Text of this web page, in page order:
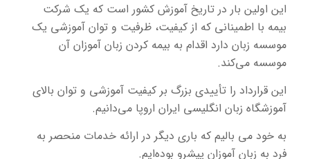
این اولین بار در تاریخ آموزش کشور است که یک شرکت
بیمه با اطمینانی که از کیفیت، ظرفیت و توان آموزشی یک
موسسه زبان دارد اقدام به بیمه کردن زبان آموزان آن
موسسه می‌کند.
این قرارداد را تأییدی بزرگ بر کیفیت آموزشی و توان بالای
آموزشگاه زبان انگلیسی ایران اروپا می‌دانیم.
به خود می بالیم که باری دیگر در ارائه خدمات منحصر به
فرد به زبان آموزان پیشرو بوده‌ایم.